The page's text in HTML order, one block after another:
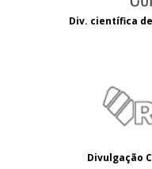
Div. científica
Divulgação